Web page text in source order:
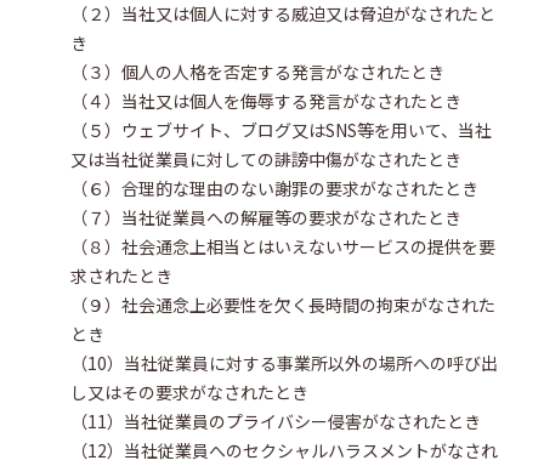
（２）当社又は個人に対する威迫又は脅迫がなされたと
き
（３）個人の人格を否定する発言がなされたとき
（４）当社又は個人を侮辱する発言がなされたとき
（５）ウェブサイト、ブログ又はSNS等を用いて、当社
又は当社従業員に対しての誹謗中傷がなされたとき
（６）合理的な理由のない謝罪の要求がなされたとき
（７）当社従業員への解雇等の要求がなされたとき
（８）社会通念上相当とはいえないサービスの提供を要
求されたとき
（９）社会通念上必要性を欠く長時間の拘束がなされた
とき
（10）当社従業員に対する事業所以外の場所への呼び出
し又はその要求がなされたとき
（11）当社従業員のプライバシー侵害がなされたとき
（12）当社従業員へのセクシャルハラスメントがなされ